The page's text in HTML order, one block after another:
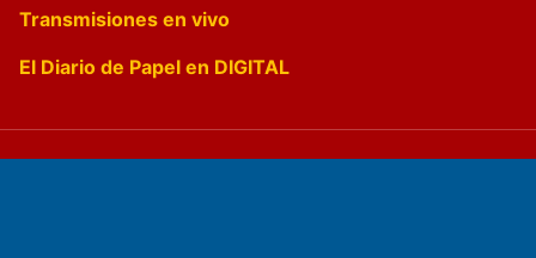
Transmisiones en vivo
El Diario de Papel en DIGITAL